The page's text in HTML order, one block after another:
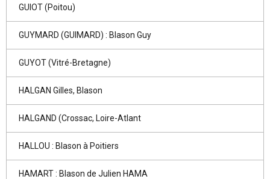
GUIOT (Poitou)
GUYMARD (GUIMARD) : Blason Guy
GUYOT (Vitré-Bretagne)
HALGAN Gilles, Blason
HALGAND (Crossac, Loire-Atlant
HALLOU : Blason à Poitiers
HAMART : Blason de Julien HAMA